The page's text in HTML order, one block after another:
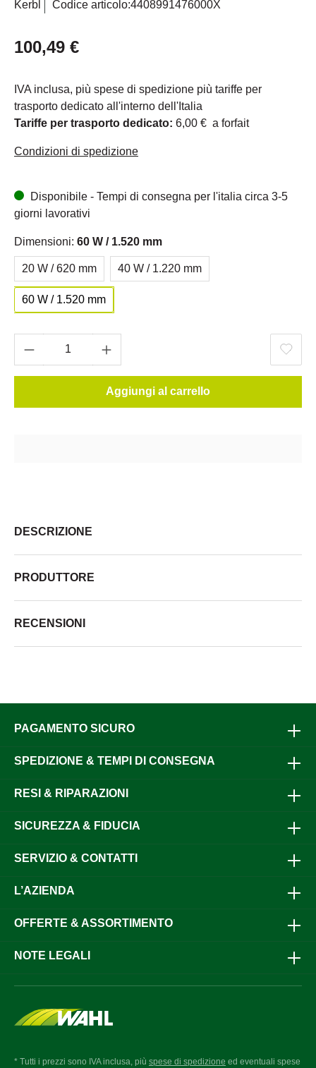
Kerbl Codice articolo:4408991476000X
100,49 €
IVA inclusa, più spese di spedizione più tariffe per
trasporto dedicato all'interno dell'Italia
Tariffe per trasporto dedicato: 6,00 € a forfait
Condizioni di spedizione
Disponibile - Tempi di consegna per l'italia circa 3-5
giorni lavorativi
Dimensioni: 60 W / 1.520 mm
20 W / 620 mm 40 W / 1.220 mm
60 W / 1.520 mm
Aggiungi al carrello
DESCRIZIONE
PRODUTTORE
RECENSIONI
PAGAMENTO SICURO
SPEDIZIONE & TEMPI DI CONSEGNA
RESI & RIPARAZIONI
SICUREZZA & FIDUCIA
SERVIZIO & CONTATTI
L’AZIENDA
OFFERTE & ASSORTIMENTO
NOTE LEGALI
* Tutti i prezzi sono IVA inclusa, più spese di spedizione ed eventuali spese